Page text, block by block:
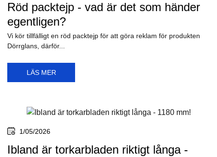
Röd packtejp - vad är det som händer
egentligen?
Vi kör tillfälligt en röd packtejp för att göra reklam för produkten
Dörrglans, därför...
LÄS MER
1/05/2026
Ibland är torkarbladen riktigt långa -